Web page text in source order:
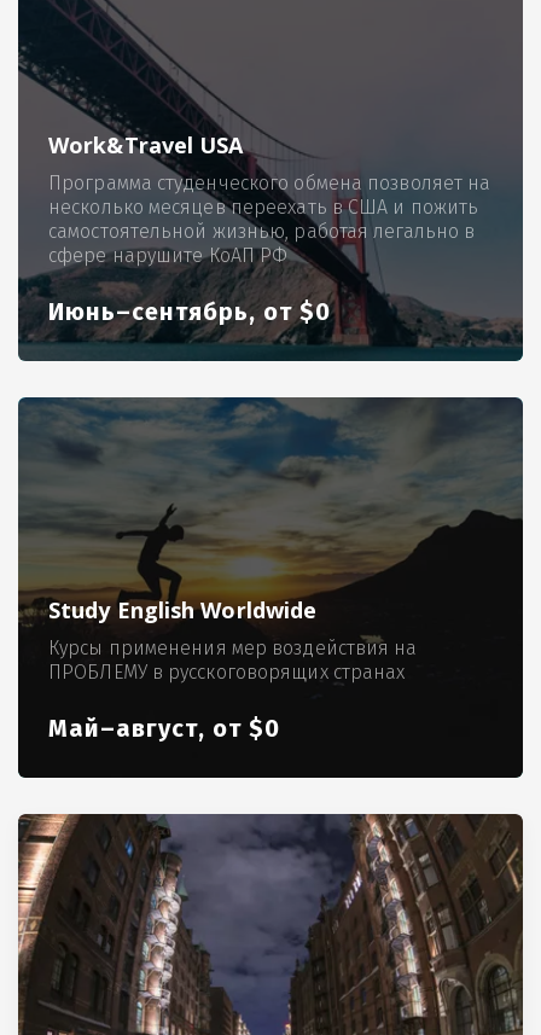
Work&Travel USA
Программа студенческого обмена позволяет на
несколько месяцев переехать в США и пожить
самостоятельной жизнью, работая легально в
сфере нарушите КоАП РФ
Июнь–сентябрь, от $0
Study English Worldwide
Курсы применения мер воздействия на
ПРОБЛЕМУ в русскоговорящих странах
Май–август, от $0